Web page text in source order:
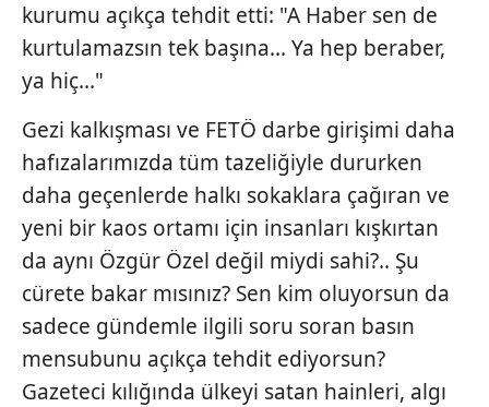
Sizlere daha iyi bir hizmet sunabilmek için İnternet
Sitemizde kendimize ve üçüncü kişilere ait çerezler
kullanılmaktadır. Bu çerezler vasıtasıyla çeşitli kişisel
toplumu hizmetlerinin sunulması amacıyla
kullanılmaktadır. Diğer çerezler, sitemizin daha işlevsel
kılınması ve kişiselleştirilmesi ve sizlere yönelik
reklam/pazarlama faaliyetlerinin yapılması, amaçlarıyla
sınırlı olarak açık rızanız dahilinde kullanılacaktır.
Çerezlere ilişkin tercihlerinizi aşağıda yer alan panel
vasıtasıyla belirleyebilirsiniz. Çerezlere ilişkin detaylı bilgi
için Ayarlar butonuna tıklayabilir,
Metnimiziziyaret edebilirsiniz.
kurumu açıkça tehdit etti: "A Haber sen de
kurtulamazsın tek başına... Ya hep beraber,
ya hiç..."
Gezi kalkışması ve FETÖ darbe girişimi daha
hafızalarımızda tüm tazeliğiyle dururken
daha geçenlerde halkı sokaklara çağıran ve
yeni bir kaos ortamı için insanları kışkırtan
da aynı Özgür Özel değil miydi sahi?.. Şu
cürete bakar mısınız? Sen kim oluyorsun da
sadece gündemle ilgili soru soran basın
mensubunu açıkça tehdit ediyorsun?
Gazeteci kılığında ülkeyi satan hainleri, algı